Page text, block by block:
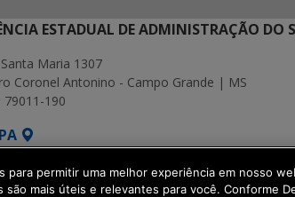
ESTADUAL DE ADMINISTRAÇÃO DO
Santa Maria 1307
Coronel Antonino - Campo Grande | MS
79011-190
| Secretaria-Executiva de
para permitir uma melhor experiência em nosso
são mais úteis e relevantes para você. Conforme